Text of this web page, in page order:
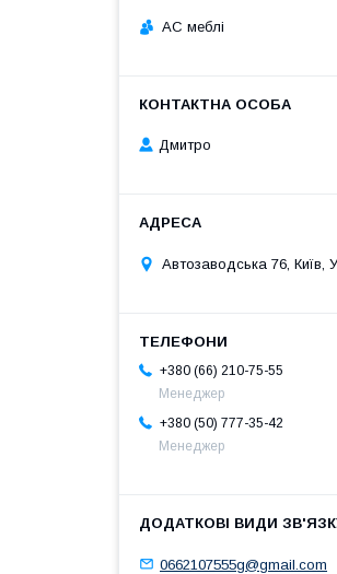
АС меблі
Дмитро
Автозаводська 76, Київ,
+380 (66) 210-75-55
Менеджер
+380 (50) 777-35-42
Менеджер
0662107555g@gmail.com